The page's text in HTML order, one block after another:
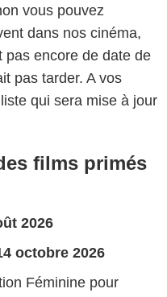
vous pouvez
dans nos cinéma,
pas encore de date de
pas tarder. A vos
qui sera mise à jour
films primés
2026
octobre 2026
Féminine pour